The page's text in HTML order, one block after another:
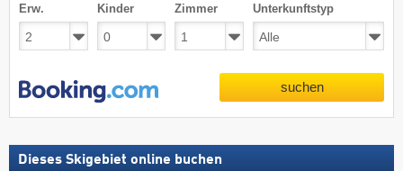
Erw. Kinder Zimmer Unterkunftstyp
suchen
Dieses Skigebiet online buchen